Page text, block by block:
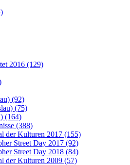
2016 (129)
(92)
(75)
(164)
(388)
der Kulturen 2017 (155)
Street Day 2017 (92)
Street Day 2018 (84)
der Kulturen 2009 (57)